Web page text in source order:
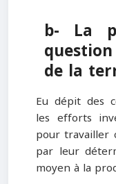
b- La
de la
Eu dépit des
les efforts
pour travailler
par leur
moyen à la